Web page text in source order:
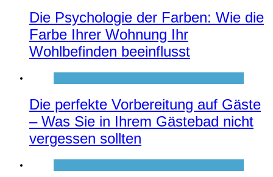
Die Psychologie der Farben: Wie die
Farbe Ihrer Wohnung Ihr
Wohlbefinden beeinflusst
Die perfekte Vorbereitung auf Gäste
– Was Sie in Ihrem Gästebad nicht
vergessen sollten